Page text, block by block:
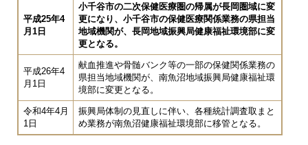
平成25年4
月1日
小千谷市の二次保健医療圏の帰属が長岡圏域に変
更になり、小千谷市の保健医療関係業務の県担当
地域機関が、長岡地域振興局健康福祉環境部に変
更となる。
平成26年4
月1日
献血推進や骨髄バンク等の一部の保健関係業務の
県担当地域機関が、南魚沼地域振興局健康福祉環
境部に変更となる。
令和4年4月
1日
振興局体制の見直しに伴い、各種統計調査取まと
め業務が南魚沼健康福祉環境部に移管となる。